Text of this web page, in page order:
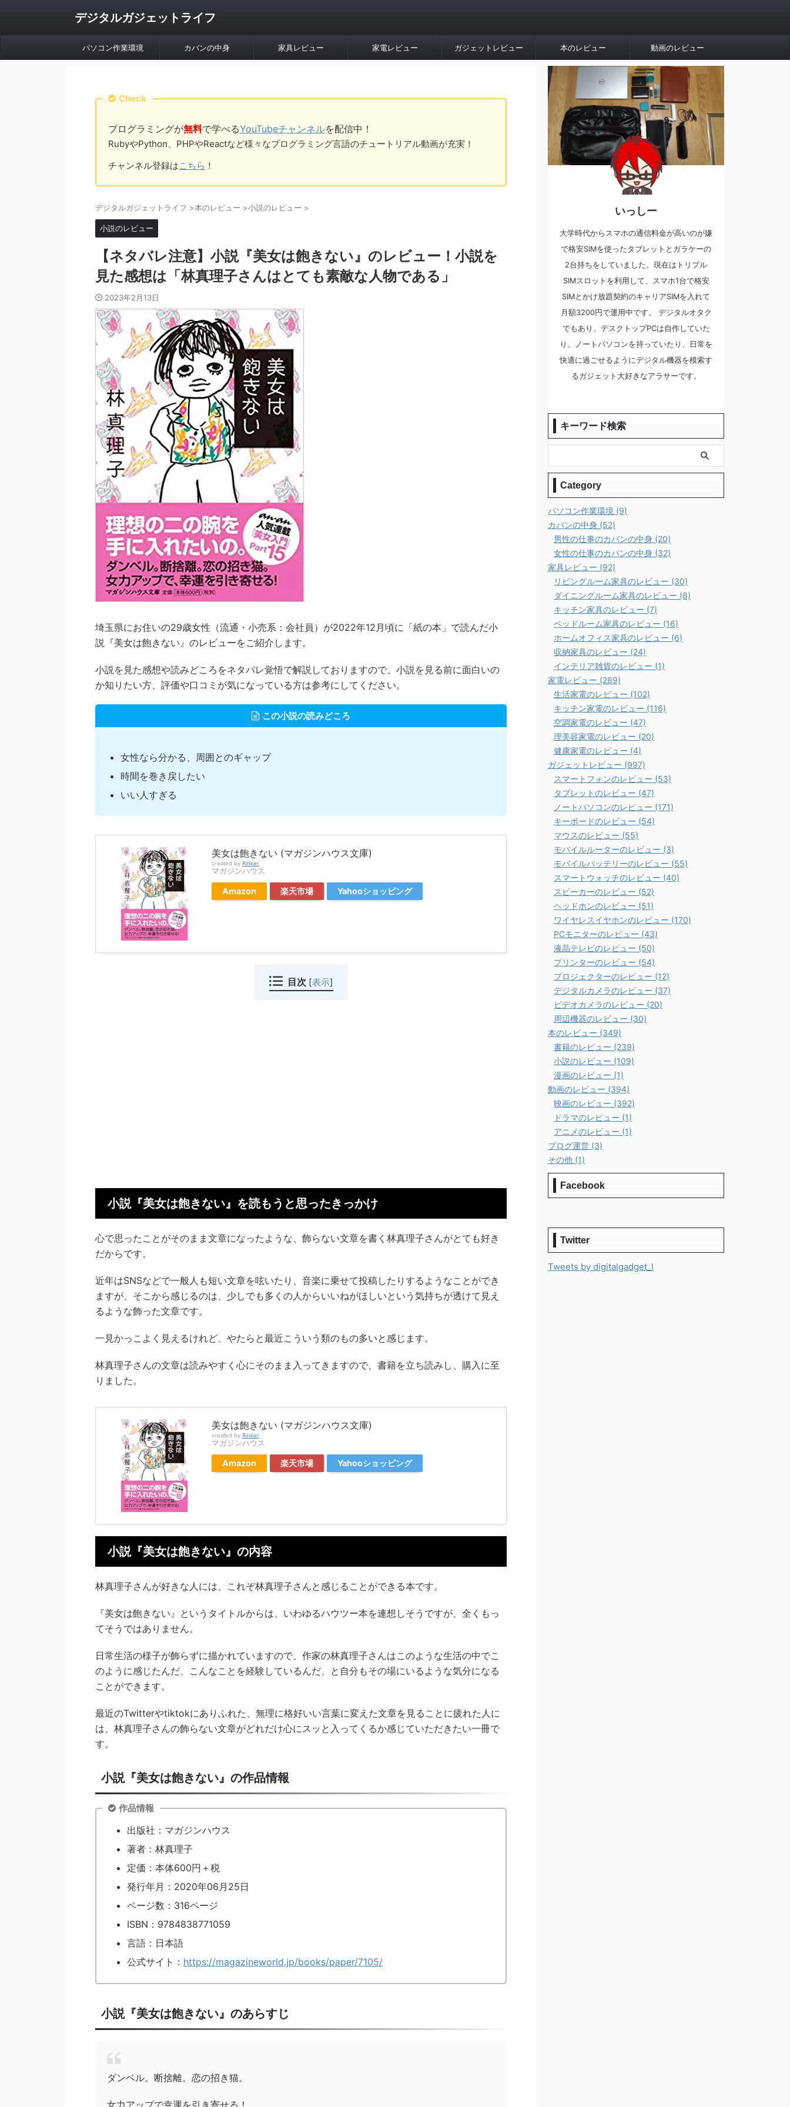
デジタルガジェットライフ
パソコン作業環境 カバンの中身 家具レビュー 家電レビュー ガジェットレビュー 本のレビュー 動画のレビュー
Check
プログラミングが無料で学べるYouTubeチャンネルを配信中！
RubyやPython、PHPやReactなど様々なプログラミング言語のチュートリアル動画が充実！
チャンネル登録はこちら ！
デジタルガジェットライフ >本のレビュー >小説のレビュー >
小説のレビュー
【ネタバレ注意】小説『美女は飽きない』のレビュー！小説を
見た感想は「林真理子さんはとても素敵な人物である」
2023年2月13日
埼玉県にお住いの29歳女性（流通・小売系：会社員）が2022年12月頃に「紙の本」で読んだ小
説『美女は飽きない』のレビューをご紹介します。
小説を見た感想や読みどころをネタバレ覚悟で解説しておりますので、小説を見る前に面白いの
か知りたい方、評価や口コミが気になっている方は参考にしてください。
この小説の読みどころ
女性なら分かる、周囲とのギャップ
時間を巻き戻したい
いい人すぎる
美女は飽きない (マガジンハウス文庫)
created by Rinker
マガジンハウス
Amazon 楽天市場 Yahooショッピング
目次 [表示]
小説『美女は飽きない』を読もうと思ったきっかけ
心で思ったことがそのまま文章になったような、飾らない文章を書く林真理子さんがとても好き
だからです。
近年はSNSなどで一般人も短い文章を呟いたり、音楽に乗せて投稿したりするようなことができ
ますが、そこから感じるのは、少しでも多くの人からいいねがほしいという気持ちが透けて見え
るような飾った文章です。
一見かっこよく見えるけれど、やたらと最近こういう類のもの多いと感じます。
林真理子さんの文章は読みやすく心にそのまま入ってきますので、書籍を立ち読みし、購入に至
りました。
美女は飽きない (マガジンハウス文庫)
created by Rinker
マガジンハウス
Amazon 楽天市場 Yahooショッピング
小説『美女は飽きない』の内容
林真理子さんが好きな人には、これぞ林真理子さんと感じることができる本です。
『美女は飽きない』というタイトルからは、いわゆるハウツー本を連想しそうですが、全くもっ
てそうではありません。
日常生活の様子が飾らずに描かれていますので、作家の林真理子さんはこのような生活の中でこ
のように感じたんだ、こんなことを経験しているんだ、と自分もその場にいるような気分になる
ことができます。
最近のTwitterやtiktokにありふれた、無理に格好いい言葉に変えた文章を見ることに疲れた人に
は、林真理子さんの飾らない文章がどれだけ心にスッと入ってくるか感じていただきたい一冊で
す。
小説『美女は飽きない』の作品情報
作品情報
出版社：マガジンハウス
著者：林真理子
定価：本体600円＋税
発行年月：2020年06月25日
ページ数：316ページ
ISBN：9784838771059
言語：日本語
公式サイト： https://magazineworld.jp/books/paper/7105/
小説『美女は飽きない』のあらすじ
ダンベル。断捨離。恋の招き猫。
いっしー
大学時代からスマホの通信料金が高いのが嫌
で格安SIMを使ったタブレットとガラケーの
2台持ちをしていました。現在はトリプル
SIMスロットを利用して、スマホ1台で格安
SIMとかけ放題契約のキャリアSIMを入れて
月額3200円で運用中です。 デジタルオタク
でもあり、デスクトップPCは自作していた
り、ノートパソコンを持っていたり、日常を
快適に過ごせるようにデジタル機器を模索す
るガジェット大好きなアラサーです。
キーワード検索
Category
パソコン作業環境 (9)
カバンの中身 (52)
男性の仕事のカバンの中身 (20)
女性の仕事のカバンの中身 (32)
家具レビュー (92)
リビングルーム家具のレビュー (30)
ダイニングルーム家具のレビュー (8)
キッチン家具のレビュー (7)
ベッドルーム家具のレビュー (16)
ホームオフィス家具のレビュー (6)
収納家具のレビュー (24)
インテリア雑貨のレビュー (1)
家電レビュー (289)
生活家電のレビュー (102)
キッチン家電のレビュー (116)
空調家電のレビュー (47)
理美容家電のレビュー (20)
健康家電のレビュー (4)
ガジェットレビュー (997)
スマートフォンのレビュー (53)
タブレットのレビュー (47)
ノートパソコンのレビュー (171)
キーボードのレビュー (54)
マウスのレビュー (55)
モバイルルーターのレビュー (3)
モバイルバッテリーのレビュー (55)
スマートウォッチのレビュー (40)
スピーカーのレビュー (52)
ヘッドホンのレビュー (51)
ワイヤレスイヤホンのレビュー (170)
PCモニターのレビュー (43)
液晶テレビのレビュー (50)
プリンターのレビュー (54)
プロジェクターのレビュー (12)
デジタルカメラのレビュー (37)
ビデオカメラのレビュー (20)
周辺機器のレビュー (30)
本のレビュー (349)
書籍のレビュー (239)
小説のレビュー (109)
漫画のレビュー (1)
動画のレビュー (394)
映画のレビュー (392)
ドラマのレビュー (1)
アニメのレビュー (1)
ブログ運営 (3)
その他 (1)
Facebook
Twitter
Tweets by digitalgadget_l